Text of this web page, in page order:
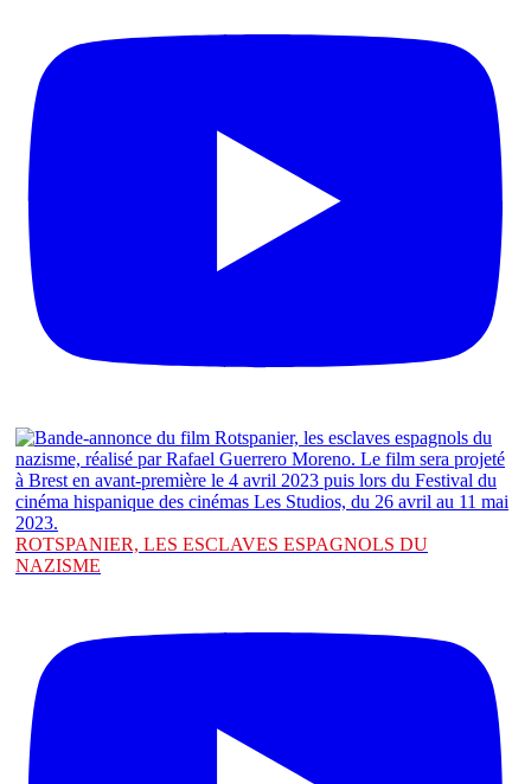
ROTSPANIER, LES ESCLAVES ESPAGNOLS DU
NAZISME